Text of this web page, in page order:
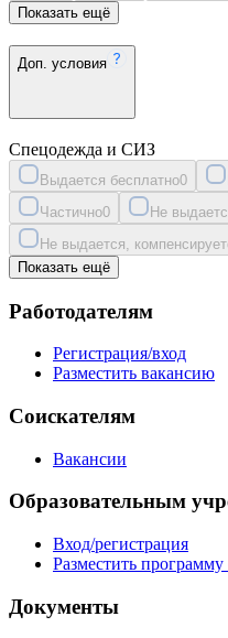
Показать ещё
Доп. условия
Спецодежда и СИЗ
Выдается бесплатно0
Частично0 Не
Не выдается,
Показать ещё
Работодателям
Регистрация/вход
Разместить вакансию
Соискателям
Вакансии
Образовательным
Вход/регистрация
Разместить программу
Документы